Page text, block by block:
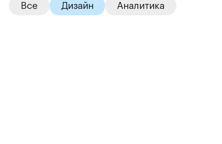
Все Дизайн Аналитика